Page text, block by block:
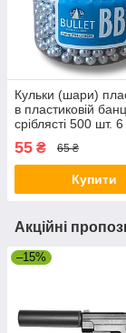
Кульки (шари)
в пластиковій
сріблясті 500 шт.
55 ₴ 65 ₴
Купити
Акційні
–15%